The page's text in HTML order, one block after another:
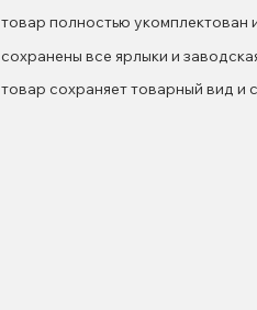
товар полностью укомплектован
сохранены все ярлыки и
товар сохраняет товарный вид и